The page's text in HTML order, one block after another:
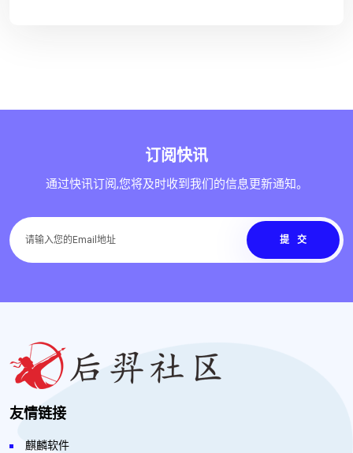
订阅快讯
通过快讯订阅,您将及时收到我们的信息更新通知。
提交
友情链接
麒麟软件